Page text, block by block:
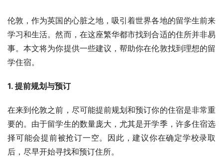
伦敦，作为英国的心脏之地，吸引着世界各地的留学生前来
学习和生活。然而，在这座繁华都市找到合适的住所并非易
事。本文将为你提供一些建议，帮助你在伦敦找到理想的留
学住宿。
1. 提前规划与预订
在来到伦敦之前，尽可能提前规划和预订你的住宿是非常重
要的。由于留学生的数量庞大，尤其是开学季，许多住宿选
择可能会提前被抢订一空。因此，建议你在确定学校录取
后，尽早开始寻找和预订住所。